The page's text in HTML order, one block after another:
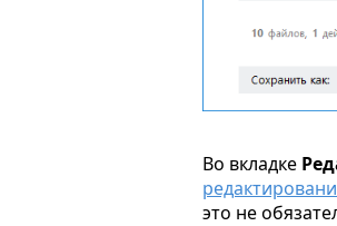
Во вкладке
это не